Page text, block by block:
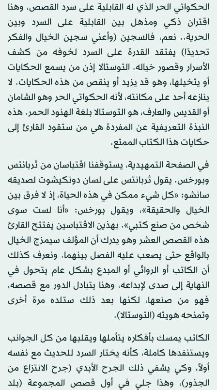
الحكواتي الحر الذي له القابلية على سرد القصص، وهنا
اقتران ذكي ومذهل بين القابلية على السرد وبين
الحرية.. نعم، فالسجين (وأعني سجين الخيال والفكر
تحديدًا) يفتقد القدرة على السرد لخوفه من كشف
الأسرار وقصور خياله. التوستالا إذن من يسمع الحكايات
أو يتخيلها، وهو قد يزيد أو ينقص من هذه الحكايات. لا
ينازعه أحد على مكانته، لأنه الحكواتي الحر وهو الشامان
أو القديس والعارف، هو التوستالا بلغة الهنود الحمر. هذه
النبذة التعريفية عن المفردة هي من ستقود القارئ إلى
حكايات هذا الكتاب الممتع.
في الصفحة التمهيدية، يستوقفنا اقتباسان من ثربانتس
وبورخس. يقول ثربانتس على لسان دونكيشوت لصديقه
سانشو: «كل شيء ممكن في هذه الحياة، إذ لا فرق بين
الخيال والحقيقة»، ويقول بورخس: «أنا لست سوى
شخص من صنع كتبي». بهذين الاقتباسين يفتتح القارئ
هذه القصص العشر وهو يدرك أن المؤلف سيمزج الخيال
بالواقع حتى يصعب عليه الفصل بينهما. ونعرف كذلك
أن الكاتب أو الروائي أو المبدع بشكل عام يتحول في
النهاية إلى صدى لإبداعه، وهنا يتبادل الدور مع قصصه،
فهو من صنعها، لكنها بعد ذلك ستلده مرة أخرى
وتمنحه هويته (التوستالا).
الكاتب يمسك بأفكاره يتأملها ويقلبها من كل الجوانب
ويستنفدها كاملة، كأنه يختار السرد للحديث مع نفسه
أولاً، وكي يشفي ذلك الجرح الأبدي (جرح الانتزاع من
الجذور)، وهذا جلي في أول قصص المجموعة (بلد